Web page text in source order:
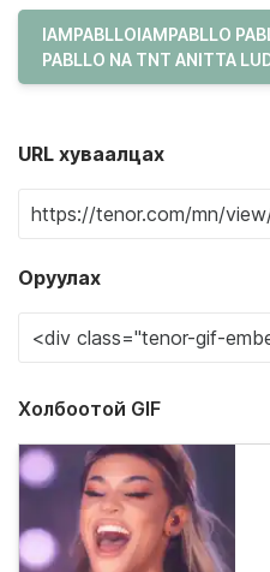
IAMPABLLOIAMPABLLO
PABLLO NA TNT ANITTA
URL хуваалцах
Оруулах
Холбоотой GIF